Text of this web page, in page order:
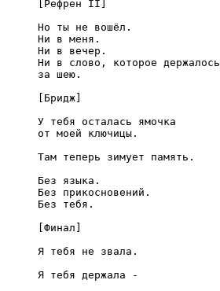
[Рефрен II]
Но ты не вошёл.
Ни в меня.
Ни в вечер.
Ни в слово, которое держалось
за шею.
[Бридж]
У тебя осталась ямочка
от моей ключицы.
Там теперь зимует память.
Без языка.
Без прикосновений.
Без тебя.
[Финал]
Я тебя не звала.
Я тебя держала -